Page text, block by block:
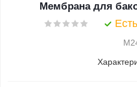
Мембрана для